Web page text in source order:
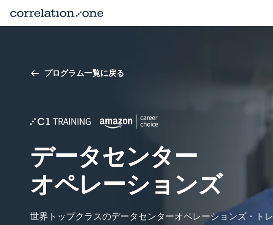
プログラム一覧に戻る
データセンター
オペレーションズ
世界トップクラスのデータセンターオペレーションズ・トレ